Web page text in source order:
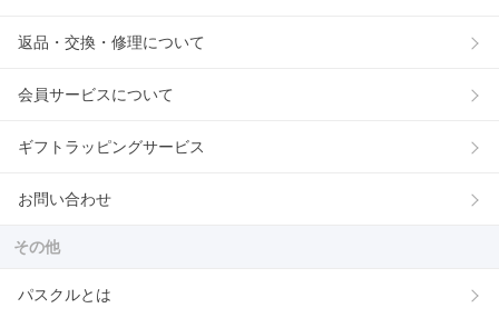
返品・交換・修理について
会員サービスについて
ギフトラッピングサービス
お問い合わせ
その他
パスクルとは